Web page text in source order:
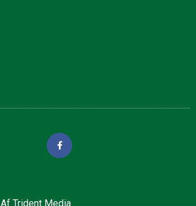
AfTrident Media